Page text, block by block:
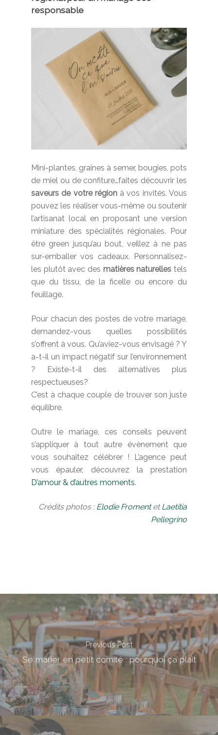
responsable
Mini-plantes, graines à semer, bougies, pots
de miel ou de confiture…faites découvrir les
saveurs de votre régionà vos invités. Vous
pouvez les réaliser vous-même ou soutenir
l’artisanat local en proposant une version
miniature des spécialités régionales. Pour
être green jusqu’au bout, veillez à ne pas
sur-emballer vos cadeaux. Personnalisez-
les plutôt avec des matières naturelles tels
que du tissu, de la ficelle ou encore du
feuillage.
Pour chacun des postes de votre mariage,
demandez-vous quelles possibilités
s’offrent à vous. Qu’aviez-vous envisagé ? Y
a-t-il un impact négatif sur l’environnement
? Existe-t-il des alternatives plus
respectueuses?
C’est à chaque couple de trouver son juste
équilibre.
Outre le mariage, ces conseils peuvent
s’appliquer à tout autre évènement que
vous souhaitez célébrer ! L’agence peut
vous épauler, découvrez la prestation
D’amour & d’autres moments.
Crédits photos : Elodie FromentetLaetitia
Pellegrino
Previous Post
Se marier en petit comité : pourquoi ça plait